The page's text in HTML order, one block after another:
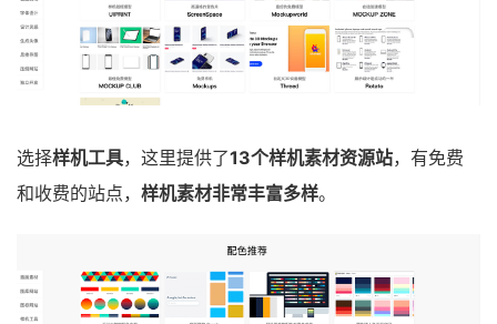
选择样机工具，这里提供了13个样机素材资源站，有免费
和收费的站点， 样机素材非常丰富多样。